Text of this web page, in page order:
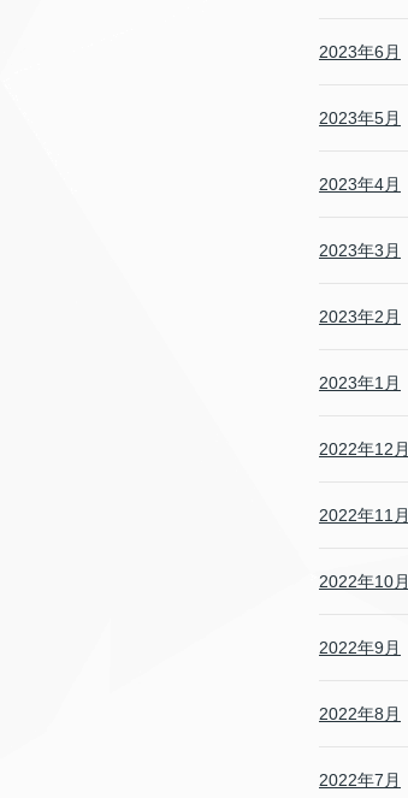
2023年6月
2023年5月
2023年4月
2023年3月
2023年2月
2023年1月
2022年12月
2022年11月
2022年10月
2022年9月
2022年8月
2022年7月